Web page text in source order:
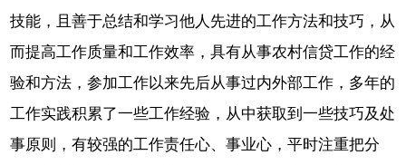
技能，且善于总结和学习他人先进的工作方法和技巧，从
而提高工作质量和工作效率，具有从事农村信贷工作的经
验和方法，参加工作以来先后从事过内外部工作，多年的
工作实践积累了一些工作经验，从中获取到一些技巧及处
事原则，有较强的工作责任心、事业心，平时注重把分